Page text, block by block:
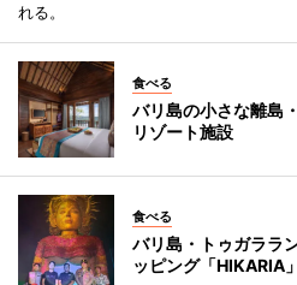
れる。
食べる
バリ島の小さな離島
リゾート施設
食べる
バリ島・トゥガララ
ッピング「HIKARIA」